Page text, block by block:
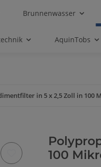
Brunnenwasser
AquinTobs
in 5 x 2,5 Zoll in 100
100